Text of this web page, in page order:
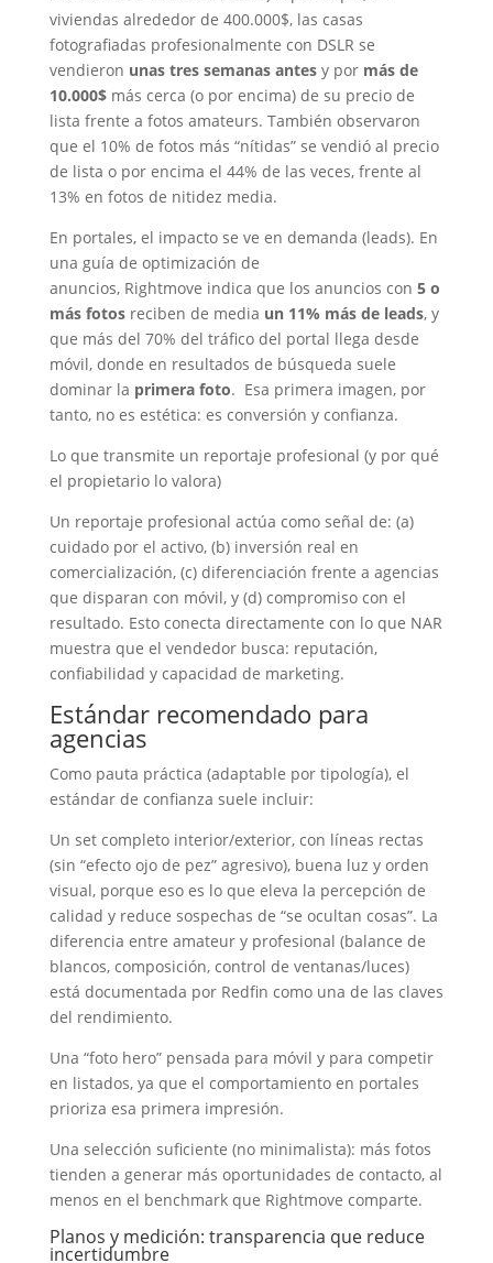
viviendas alrededor de 400.000$, las casas
fotografiadas profesionalmente con DSLR se
vendieron unas tres semanas antesy por más de
10.000$más cerca (o por encima) de su precio de
lista frente a fotos amateurs. También observaron
que el 10% de fotos más “nítidas” se vendió al precio
de lista o por encima el 44% de las veces, frente al
13% en fotos de nitidez media.
En portales, el impacto se ve en demanda (leads). En
una guía de optimización de
anuncios, Rightmove indica que los anuncios con 5 o
más fotosreciben de media un 11% más de leads, y
que más del 70% del tráfico del portal llega desde
móvil, donde en resultados de búsqueda suele
dominar la primera foto. Esa primera imagen, por
tanto, no es estética: es conversión y confianza.
Lo que transmite un reportaje profesional (y por qué
el propietario lo valora)
Un reportaje profesional actúa como señal de: (a)
cuidado por el activo, (b) inversión real en
comercialización, (c) diferenciación frente a agencias
que disparan con móvil, y (d) compromiso con el
resultado. Esto conecta directamente con lo que NAR
muestra que el vendedor busca: reputación,
confiabilidad y capacidad de marketing.
Estándar recomendado para
agencias
Como pauta práctica (adaptable por tipología), el
estándar de confianza suele incluir:
Un set completo interior/exterior, con líneas rectas
(sin “efecto ojo de pez” agresivo), buena luz y orden
visual, porque eso es lo que eleva la percepción de
calidad y reduce sospechas de “se ocultan cosas”. La
diferencia entre amateur y profesional (balance de
blancos, composición, control de ventanas/luces)
está documentada por Redfin como una de las claves
del rendimiento.
Una “foto hero” pensada para móvil y para competir
en listados, ya que el comportamiento en portales
prioriza esa primera impresión.
Una selección suficiente (no minimalista): más fotos
tienden a generar más oportunidades de contacto, al
menos en el benchmark que Rightmove comparte.
Planos y medición: transparencia que reduce
incertidumbre